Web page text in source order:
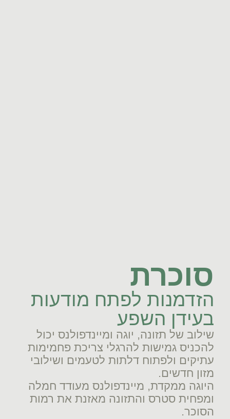
סוכרת
הזדמנות לפתח מודעות
בעידן השפע
שילוב של תזונה, יוגה ומיינדפולנס יכול
להכניס גמישות להרגלי צריכת פחמימות
עתיקים ולפתוח דלתות לטעמים ושילובי
מזון חדשים.
היוגה ממקדת, מיינדפולנס מעודד חמלה
ומפחית סטרס והתזונה מאזנת את רמות
הסוכר.